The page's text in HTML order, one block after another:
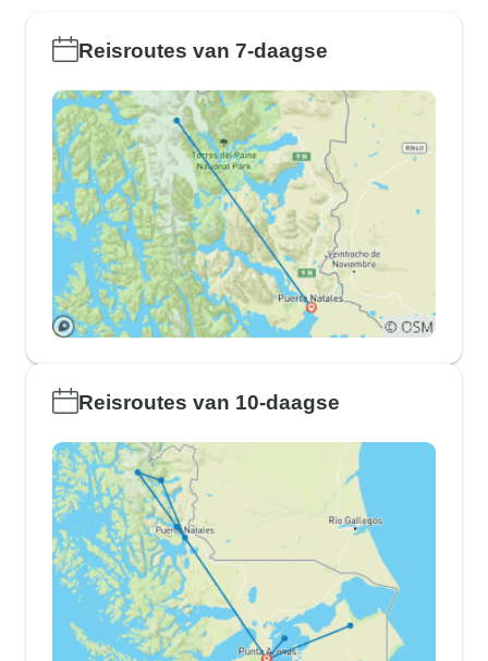
Reisroutes van 7-daagse
Reisroutes van 10-daagse